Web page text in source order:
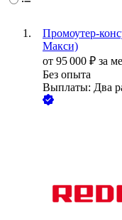
Промоутер-
Макси)
от 95 000 ₽ за
Без опыта
Выплаты: Два